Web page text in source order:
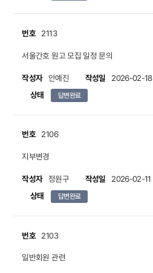
번호 2113
서울간호 원고 모집 일정 문의
작성자 안예진 작성일 2026-02-18
상태 답변완료
번호 2106
지부변경
작성자 정원구 작성일 2026-02-11
상태 답변완료
번호 2103
일반회원 관련